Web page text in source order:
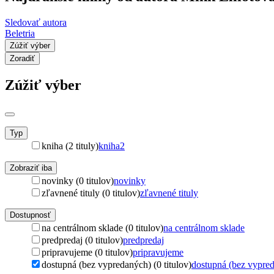
Sledovať autora
Beletria
Zúžiť výber
Zoradiť
Zúžiť výber
Typ
kniha (2 tituly)kniha2
Zobraziť iba
novinky (0 titulov)novinky
zľavnené tituly (0 titulov)zľavnené tituly
Dostupnosť
na centrálnom sklade (0 titulov)na centrálnom sklade
predpredaj (0 titulov)predpredaj
pripravujeme (0 titulov)pripravujeme
dostupná (bez vypredaných) (0 titulov)dostupná (bez